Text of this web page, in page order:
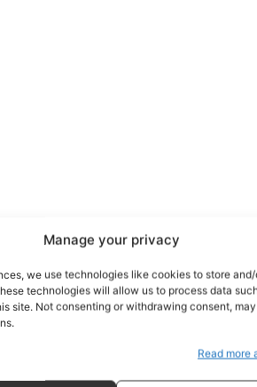
Manage your privacy
we use technologies like cookies to store
technologies will allow us to process data
site. Not consenting or withdrawing consent,
Read more
Geopolitica